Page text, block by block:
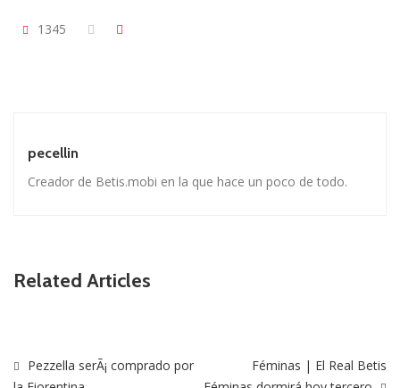
1345
pecellin
Creador de Betis.mobi en la que hace un poco de todo.
Related Articles
Pezzella serÃ¡ comprado por
Féminas | El Real Betis